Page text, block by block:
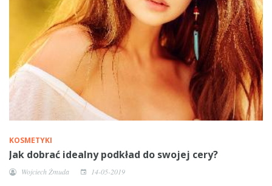
KOSMETYKI
Jak dobrać idealny podkład do swojej cery?
Wojciech Żmuda 14-05-2019